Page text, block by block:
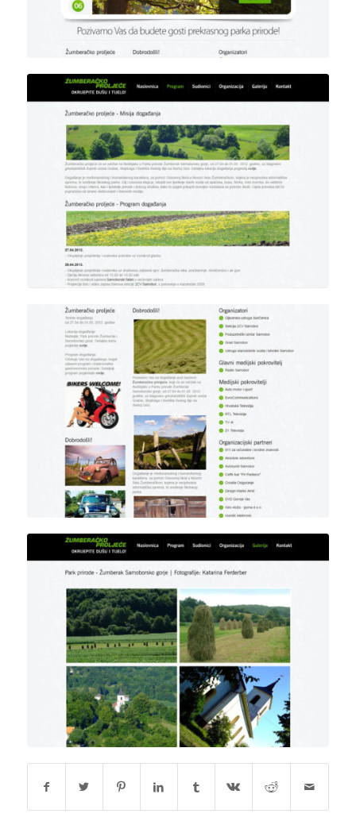
Detalj programa događanja
Detalj objavljenog članka na
Naslovnici
Detalj fotogalerije Parka
prirode Žumberak –
Samoborsko gorje